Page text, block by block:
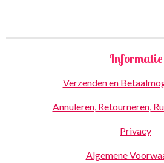
Informatie
Verzenden en
Annuleren, Retourneren,
Privacy
Algemene